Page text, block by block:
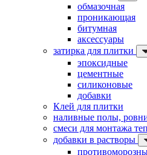
обмазочная
проникающая
битумная
аксессуары
затирка для плитки
эпоксидные
цементные
силиконовые
добавки
Клей для плитки
наливные полы,
смеси для монтажа
добавки в растворы